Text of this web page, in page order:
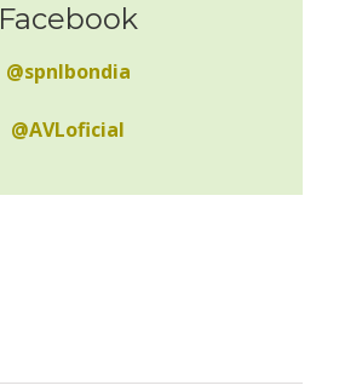
Facebook
@spnlbondia
@AVLoficial